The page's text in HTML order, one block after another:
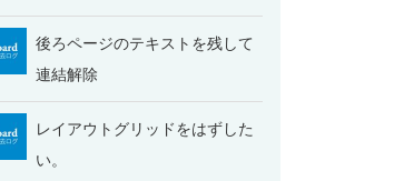
後ろページのテキストを残して
連結解除
レイアウトグリッドをはずした
い。